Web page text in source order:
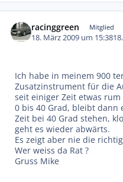
racinggreen Mitglied
18. März 2009 um 15:38
Ich habe in meinem 900
Zusatzinstrument für die
seit einiger Zeit etwas
0 bis 40 Grad, bleibt dann
Zeit bei 40 Grad stehen,
geht es wieder abwärts.
Es zeigt aber nie die
Wer weiss da Rat ?
Gruss Mike